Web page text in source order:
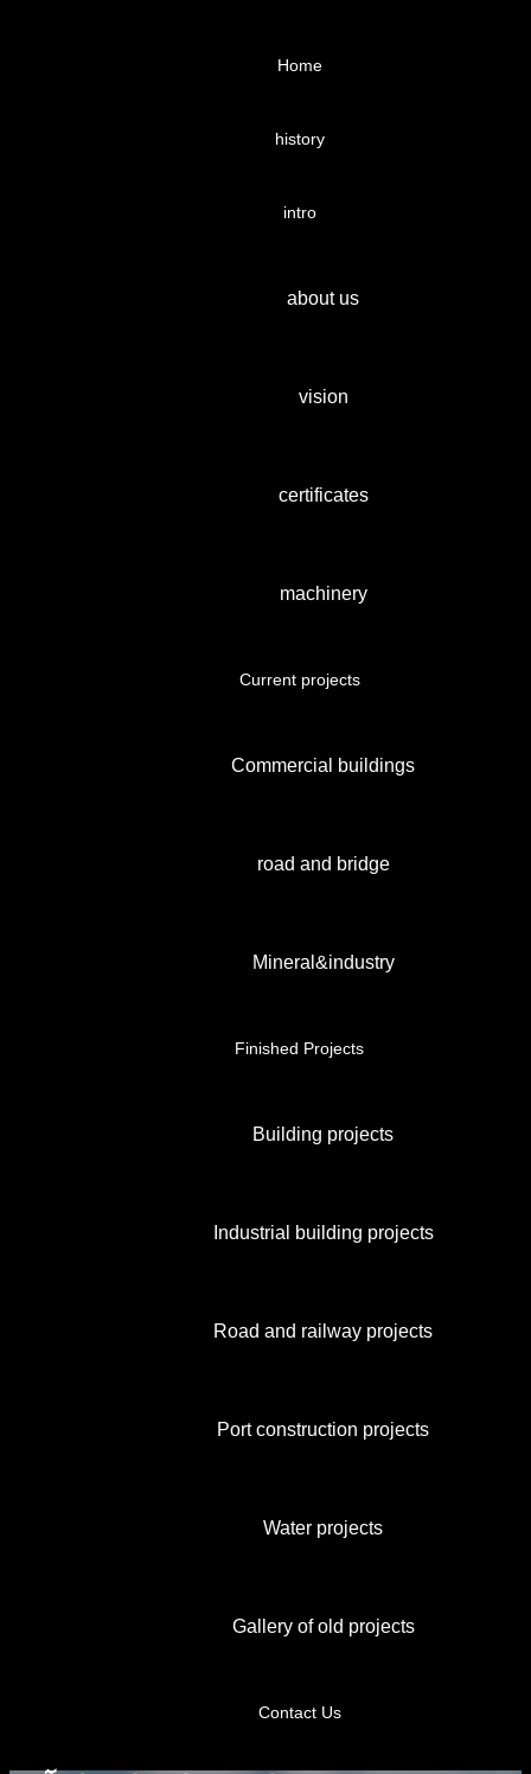
Home
history
intro
about us
vision
certificates
machinery
Current projects
Commercial buildings
road and bridge
Mineral&industry
Finished Projects
Building projects
Industrial building projects
Road and railway projects
Port construction projects
Water projects
Gallery of old projects
Contact Us